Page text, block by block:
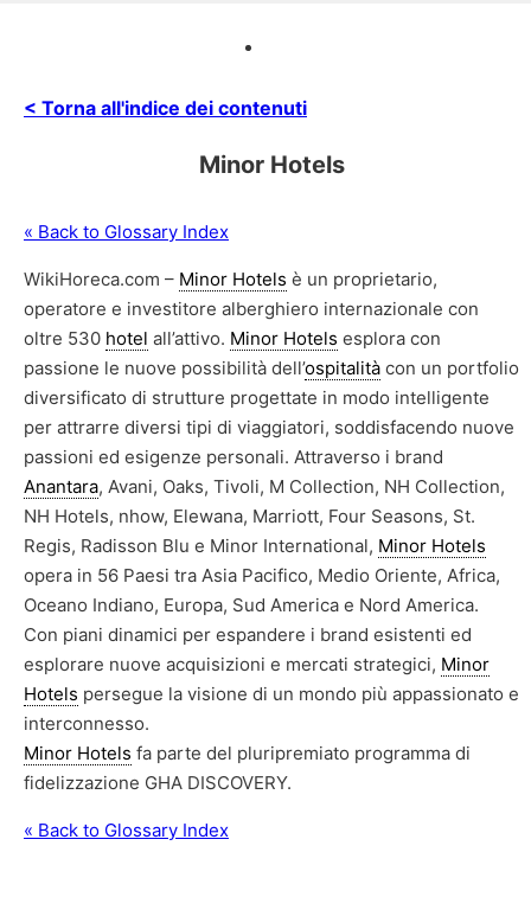
< Torna all'indice dei contenuti
Minor Hotels
« Back to Glossary Index
WikiHoreca.com – Minor Hotels è un proprietario,
operatore e investitore alberghiero internazionale con
oltre 530 hotel all’attivo. Minor Hotels esplora con
passione le nuove possibilità dell’ospitalità con un portfolio
diversificato di strutture progettate in modo intelligente
per attrarre diversi tipi di viaggiatori, soddisfacendo nuove
passioni ed esigenze personali. Attraverso i brand
Anantara, Avani, Oaks, Tivoli, M Collection, NH Collection,
NH Hotels, nhow, Elewana, Marriott, Four Seasons, St.
Regis, Radisson Blu e Minor International, Minor Hotels
opera in 56 Paesi tra Asia Pacifico, Medio Oriente, Africa,
Oceano Indiano, Europa, Sud America e Nord America.
Con piani dinamici per espandere i brand esistenti ed
esplorare nuove acquisizioni e mercati strategici, Minor
Hotels persegue la visione di un mondo più appassionato e
interconnesso.
Minor Hotels fa parte del pluripremiato programma di
fidelizzazione GHA DISCOVERY.
« Back to Glossary Index